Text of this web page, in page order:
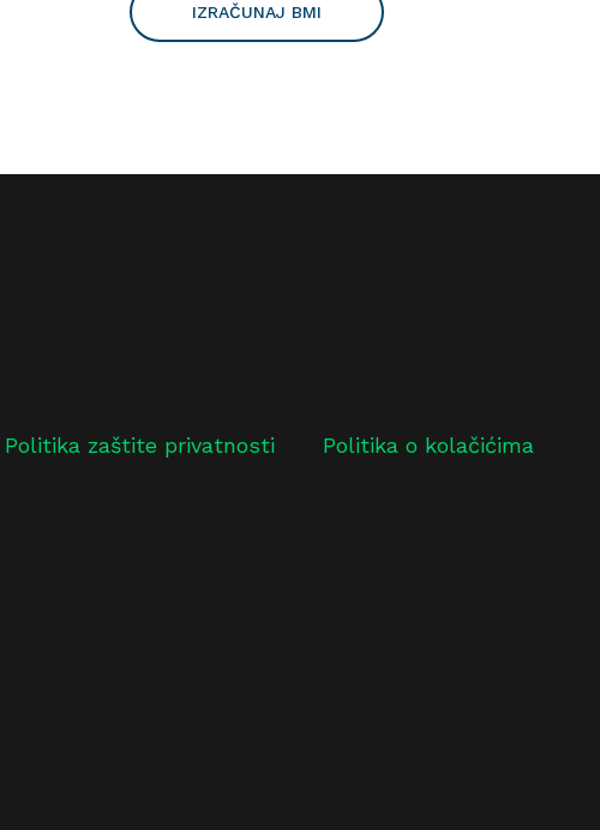
IZRAČUNAJ BMI
Politika zaštite privatnosti Politika o kolačićima